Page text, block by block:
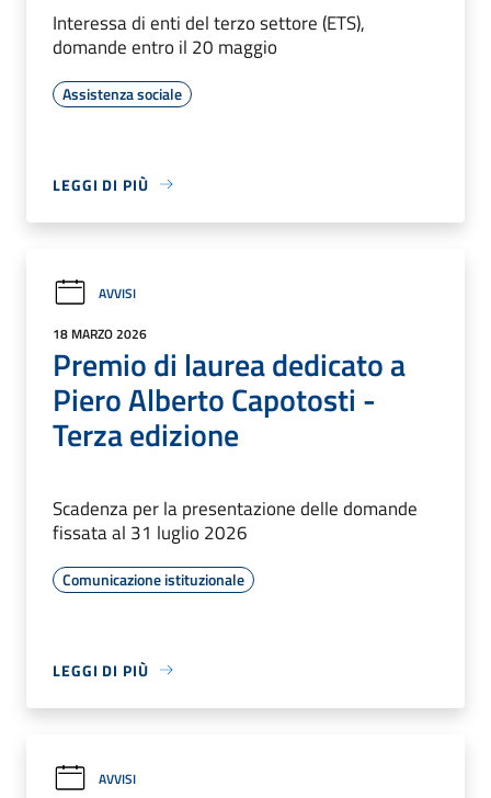
Interessa di enti del terzo settore (ETS),
domande entro il 20 maggio
Assistenza sociale
LEGGI DI PIÙ
AVVISI
18 MARZO 2026
Premio di laurea dedicato a
Piero Alberto Capotosti -
Terza edizione
Scadenza per la presentazione delle domande
fissata al 31 luglio 2026
Comunicazione istituzionale
LEGGI DI PIÙ
AVVISI